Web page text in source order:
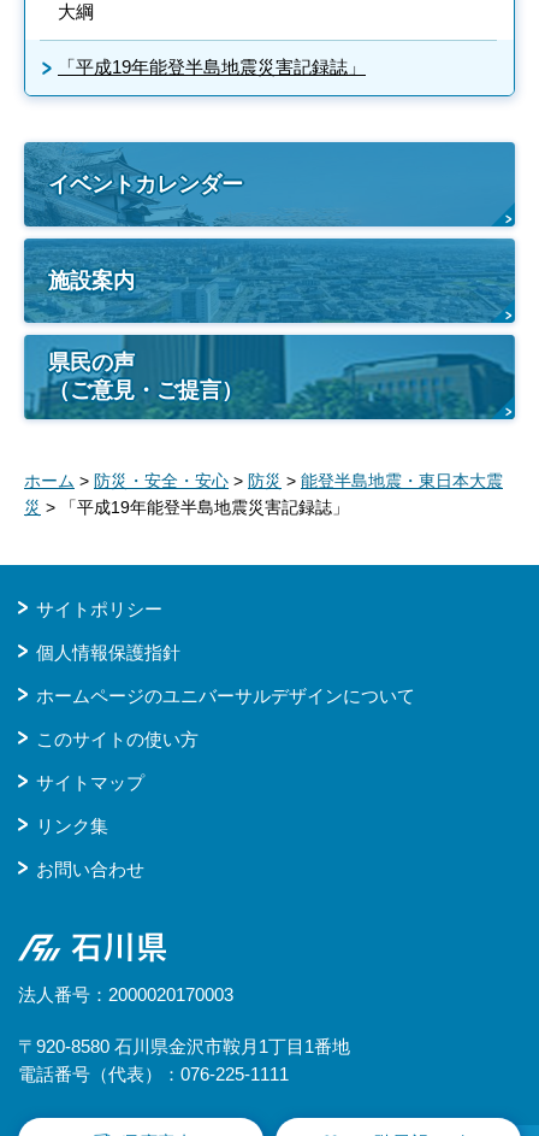
大綱
「平成19年能登半島地震災害記録誌」
イベントカレンダー
施設案内
県民の声
（ご意見・ご提言）
ホーム > 防災・安全・安心 > 防災 > 能登半島地震・東日本大震
災 > 「平成19年能登半島地震災害記録誌」
サイトポリシー
個人情報保護指針
ホームページのユニバーサルデザインについて
このサイトの使い方
サイトマップ
リンク集
お問い合わせ
石川県
法人番号：2000020170003
〒920-8580 石川県金沢市鞍月1丁目1番地
電話番号（代表）：076-225-1111